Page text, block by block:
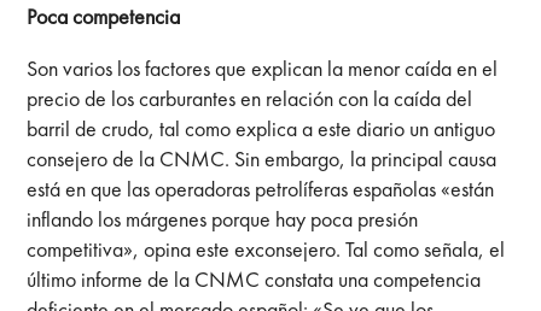
Poca competencia
Son varios los factores que explican la menor caída en el
precio de los carburantes en relación con la caída del
barril de crudo, tal como explica a este diario un antiguo
consejero de la CNMC. Sin embargo, la principal causa
está en que las operadoras petrolíferas españolas «están
inflando los márgenes porque hay poca presión
competitiva», opina este exconsejero. Tal como señala, el
último informe de la CNMC constata una competencia